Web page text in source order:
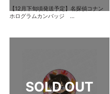
【12月下旬頃発送予定】名探偵コナン
ホログラムカンバッジ ...